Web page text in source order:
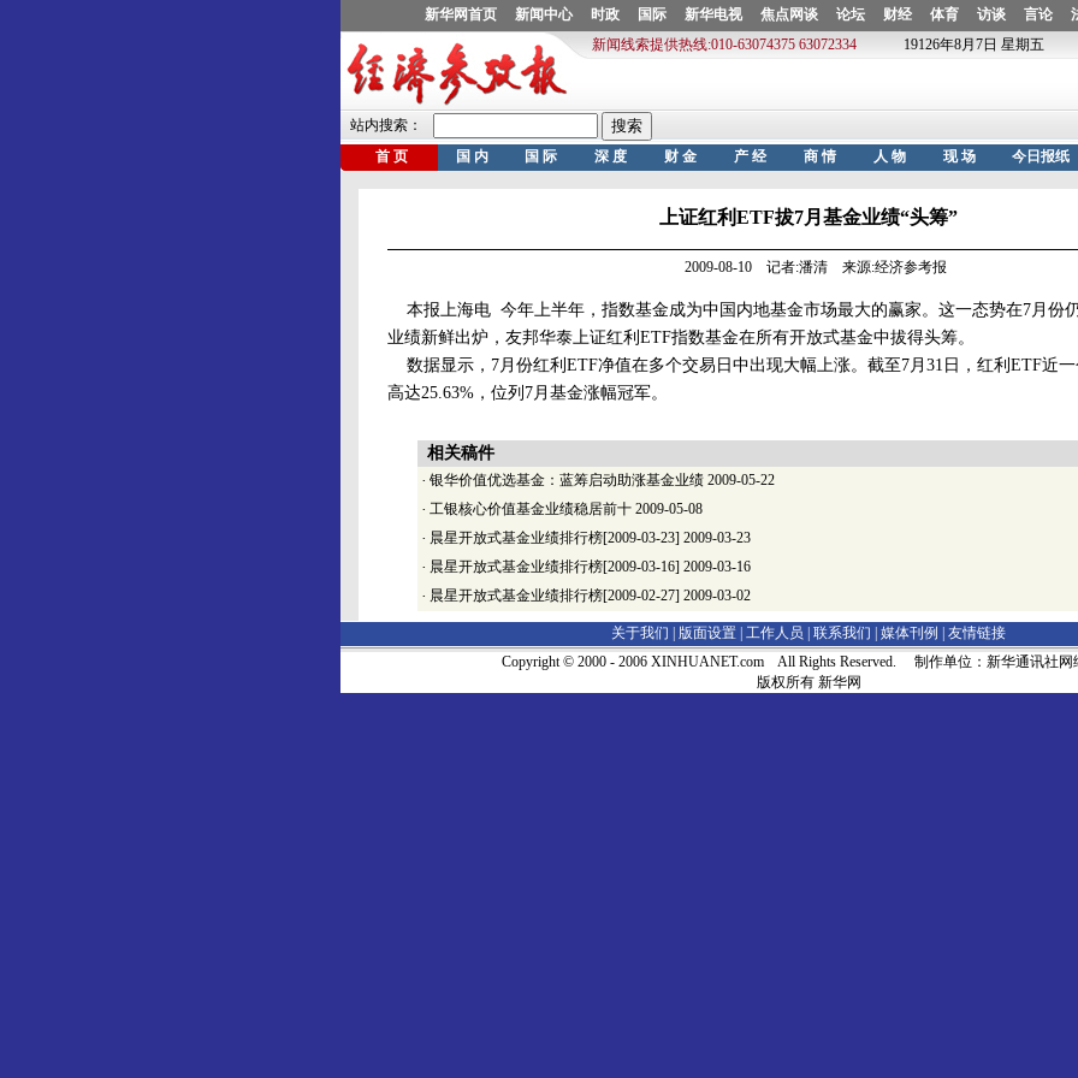
上证红利ETF拔7月基金业绩“头筹”
2009-08-10 记者:潘清 来源:经济参考报
本报上海电 今年上半年，指数基金成为中国内地基金市场最大的赢家。这一态势在7月份
业绩新鲜出炉，友邦华泰上证红利ETF指数基金在所有开放式基金中拔得头筹。
数据显示，7月份红利ETF净值在多个交易日中出现大幅上涨。截至7月31日，红利ETF近
高达25.63%，位列7月基金涨幅冠军。
相关稿件
· 银华价值优选基金：蓝筹启动助涨基金业绩 2009-05-22
· 工银核心价值基金业绩稳居前十 2009-05-08
· 晨星开放式基金业绩排行榜[2009-03-23] 2009-03-23
· 晨星开放式基金业绩排行榜[2009-03-16] 2009-03-16
· 晨星开放式基金业绩排行榜[2009-02-27] 2009-03-02
关于我们 | 版面设置 工作人员 联系我们 媒体刊例
友情链接
Copyright © 2000 - 2006 XINHUANET.com All Rights Reserved. 制作单位：新华通讯社网
版权所有 新华网